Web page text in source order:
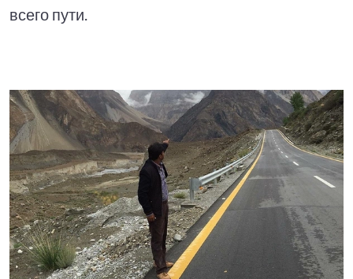
всего пути.